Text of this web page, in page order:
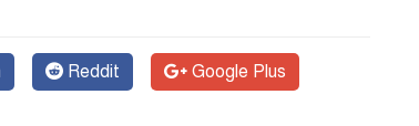
Reddit Google Plus